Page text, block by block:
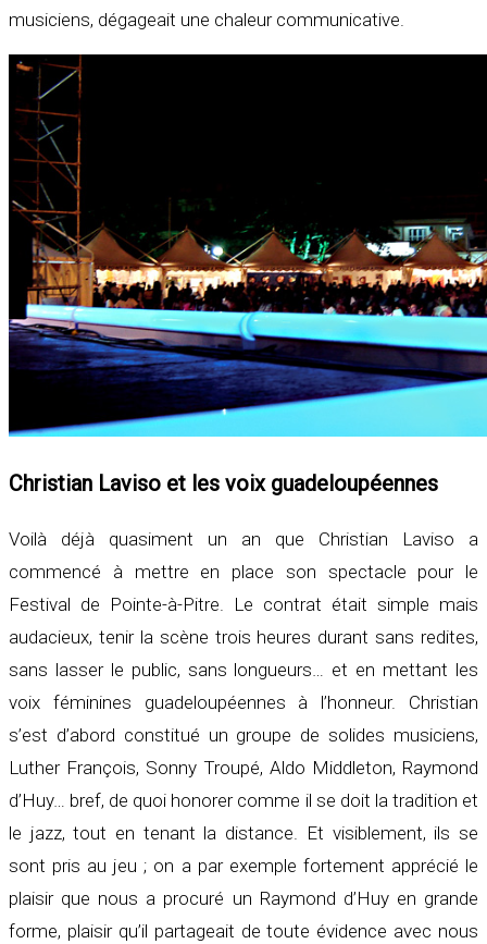
musiciens, dégageait une chaleur communicative.
Christian Laviso et les voix guadeloupéennes
Voilà déjà quasiment un an que Christian Laviso a
commencé à mettre en place son spectacle pour le
Festival de Pointe-à-Pitre. Le contrat était simple mais
audacieux, tenir la scène trois heures durant sans redites,
sans lasser le public, sans longueurs… et en mettant les
voix féminines guadeloupéennes à l’honneur. Christian
s’est d’abord constitué un groupe de solides musiciens,
Luther François, Sonny Troupé, Aldo Middleton, Raymond
d’Huy… bref, de quoi honorer comme il se doit la tradition et
le jazz, tout en tenant la distance. Et visiblement, ils se
sont pris au jeu ; on a par exemple fortement apprécié le
plaisir que nous a procuré un Raymond d’Huy en grande
forme, plaisir qu’il partageait de toute évidence avec nous